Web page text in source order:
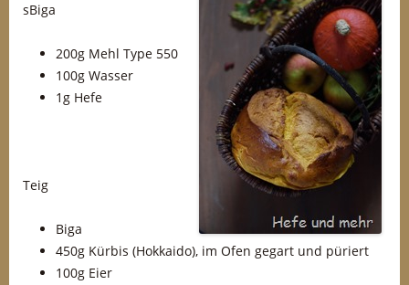
sBiga
200g Mehl Type 550
100g Wasser
1g Hefe
Teig
Biga
450g Kürbis (Hokkaido), im Ofen gegart und püriert
100g Eier